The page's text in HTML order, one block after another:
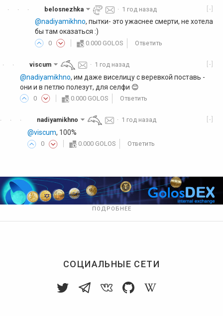
·
·
· [-]
belosnezhka · 1 год назад
@nadiyamikhno, пытки- это ужаснее смерти, не хотела
бы там оказаться :)
0 0.000 GOLOS Ответить
·
· [-]
viscum · 1 год назад
@nadiyamikhno, им даже виселицу с веревкой поставь -
они и в петлю полезут, для селфи 😊
0 0.000 GOLOS Ответить
·
·
· [-]
nadiyamikhno · 1 год назад
@viscum, 100%
0 0.000 GOLOS Ответить
ПОДРОБНЕЕ
СОЦИАЛЬНЫЕ СЕТИ